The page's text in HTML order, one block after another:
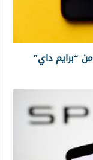
“برايم داي”